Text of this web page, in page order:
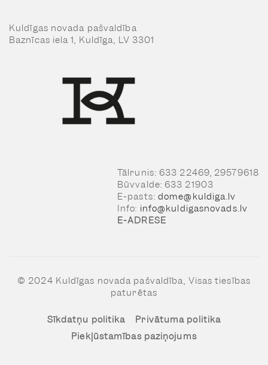
Kuldīgas novada pašvaldība
Baznīcas iela 1, Kuldīga, LV 3301
Tālrunis: 633 22469, 29579618
Būvvalde: 633 21903
E-pasts: dome@kuldiga.lv
Info: info@kuldigasnovads.lv
E-ADRESE
© 2024 Kuldīgas novada pašvaldība, Visas tiesības
paturētas
Sīkdatņu politika
Privātuma politika
Piekļūstamības paziņojums